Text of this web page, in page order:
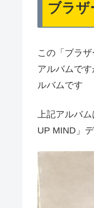
ブラザ
この「ブラ
アルバムで
ルバムです
上記アルバ
UP MIND」